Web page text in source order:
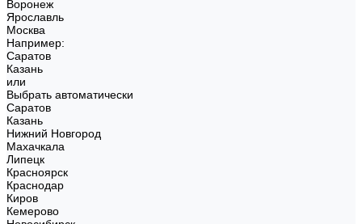
Воронеж
Ярославль
Москва
Например:
Саратов
Казань
или
Выбрать автоматически
Саратов
Казань
Нижний Новгород
Махачкала
Липецк
Красноярск
Краснодар
Киров
Кемерово